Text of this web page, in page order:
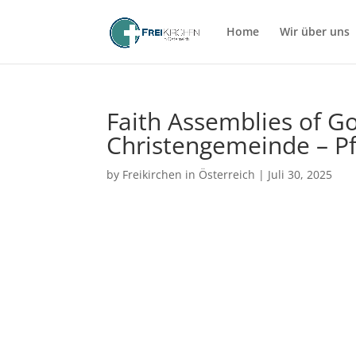
Home Wir über uns
Faith Assemblies of
Christengemeinde –
by Freikirchen in Österreich | Juli 30, 2025